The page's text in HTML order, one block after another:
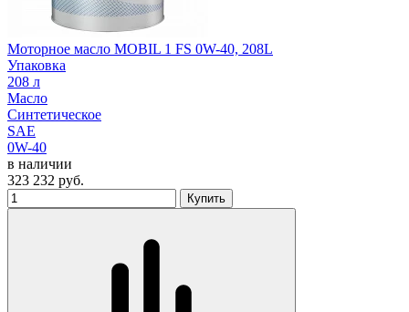
Моторное масло MOBIL 1 FS 0W-40, 208L
Упаковка
208 л
Масло
Синтетическое
SAE
0W-40
в наличии
323 232 руб.
Купить